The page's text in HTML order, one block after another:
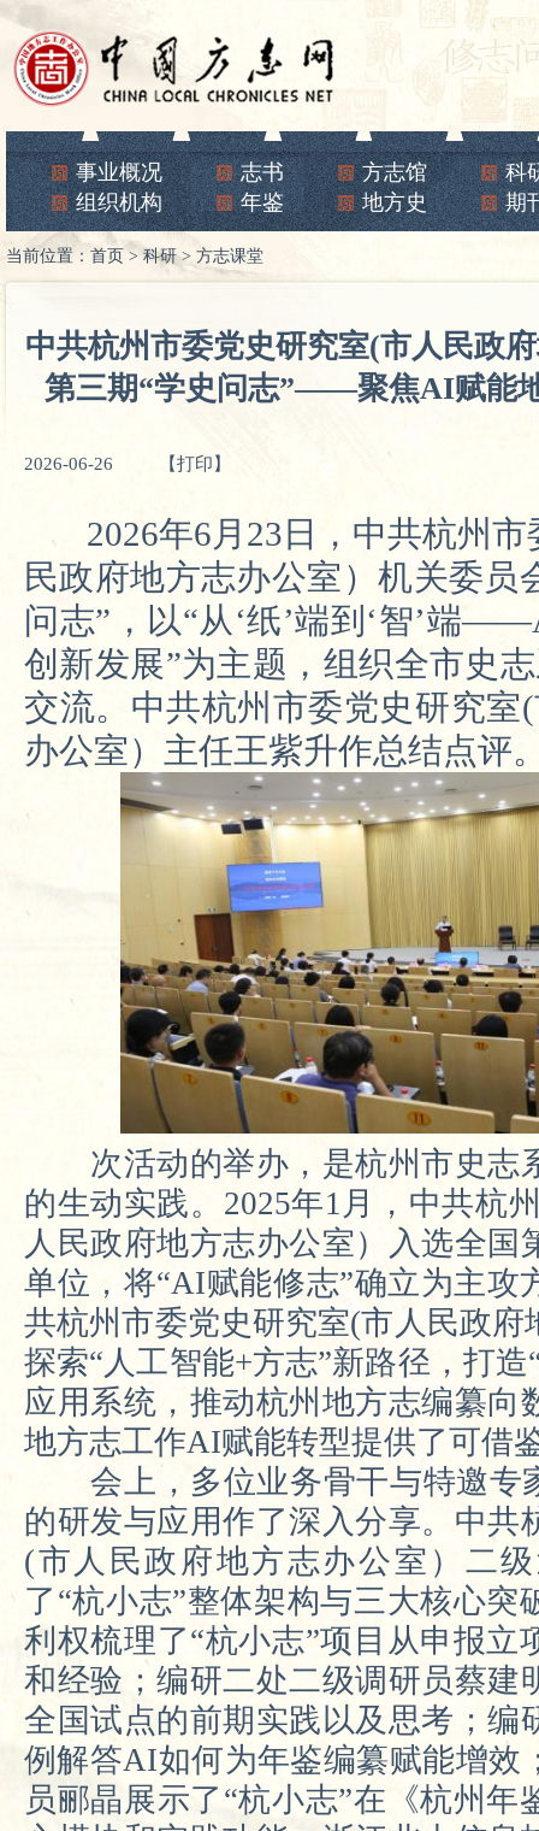
事业概况 志书 方志馆
科
组织机构
年鉴 地方史 期
当前位置： 首页 > 科研> 方志课堂
中共杭州市委党史研究室(市人民政
第三期“学史问志”——聚焦AI赋能
2026-06-26 【打印】
2026年6月23日，中共杭州
民政府地方志办公室）机关委员
问志” ， 以“从‘纸’端到‘智’端
创新发展”为主题， 组织全市史
交流。中共杭州市委党史研究室
办公室） 主任王紫升作总结点评
次活动的举办，是杭州市史志
的生动实践。 2025年1月，中共杭
人民政府地方志办公室）入选全国
单位 ，将“AI赋能修志”确立为主
共杭州市委党史研究室(市人民政府
探索“人工智能+方志”新路径，打
应用系统， 推动杭州地方志编纂向
地方志工作AI赋能转型提供了可借
会上，多位业务骨干与特邀专
的研发与应用作了深入分享。 中共
(市人民政府地方志办公室）二
了 “杭小志”整体架构与三大核心突
利权梳理了“杭小志”项目从申报立
和经验 ； 编研二处二级调研员蔡建
全国试点的前期实践以及思考；编
例解答AI如何为年鉴编纂赋能增效
员郦晶 展示了 “杭小志”在 《杭州年